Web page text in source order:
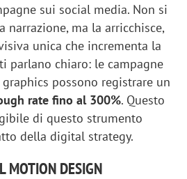
sui social media. Non si
narrazione, ma la arricchisce,
unica che incrementa la
parlano chiaro: le campagne
possono registrare un
rate fino al 300%. Questo
di questo strumento
della digital strategy.
MOTION DESIGN